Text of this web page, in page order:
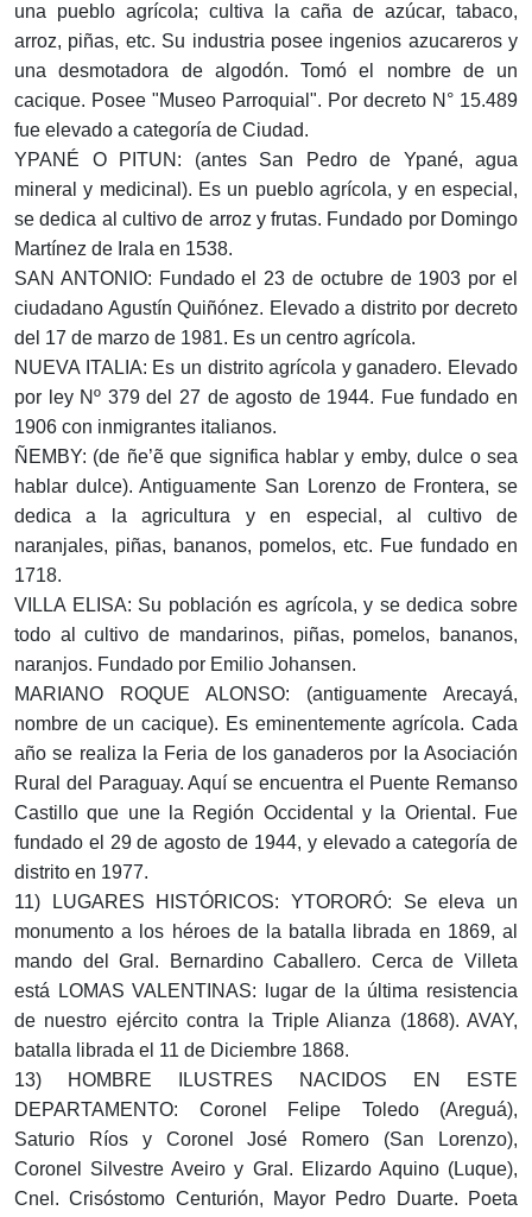
una pueblo agrícola; cultiva la caña de azúcar, tabaco,
arroz, piñas, etc. Su industria posee ingenios azucareros y
una desmotadora de algodón. Tomó el nombre de un
cacique. Posee "Museo Parroquial". Por decreto N° 15.489
fue elevado a categoría de Ciudad.
YPANÉ O PITUN: (antes San Pedro de Ypané, agua
mineral y medicinal). Es un pueblo agrícola, y en especial,
se dedica al cultivo de arroz y frutas. Fundado por Domingo
Martínez de Irala en 1538.
SAN ANTONIO: Fundado el 23 de octubre de 1903 por el
ciudadano Agustín Quiñónez. Elevado a distrito por decreto
del 17 de marzo de 1981. Es un centro agrícola.
NUEVA ITALIA: Es un distrito agrícola y ganadero. Elevado
por ley Nº 379 del 27 de agosto de 1944. Fue fundado en
1906 con inmigrantes italianos.
ÑEMBY: (de ñe’ẽ que significa hablar y emby, dulce o sea
hablar dulce). Antiguamente San Lorenzo de Frontera, se
dedica a la agricultura y en especial, al cultivo de
naranjales, piñas, bananos, pomelos, etc. Fue fundado en
1718.
VILLA ELISA: Su población es agrícola, y se dedica sobre
todo al cultivo de mandarinos, piñas, pomelos, bananos,
naranjos. Fundado por Emilio Johansen.
MARIANO ROQUE ALONSO: (antiguamente Arecayá,
nombre de un cacique). Es eminentemente agrícola. Cada
año se realiza la Feria de los ganaderos por la Asociación
Rural del Paraguay. Aquí se encuentra el Puente Remanso
Castillo que une la Región Occidental y la Oriental. Fue
fundado el 29 de agosto de 1944, y elevado a categoría de
distrito en 1977.
11) LUGARES HISTÓRICOS: YTORORÓ: Se eleva un
monumento a los héroes de la batalla librada en 1869, al
mando del Gral. Bernardino Caballero. Cerca de Villeta
está LOMAS VALENTINAS: lugar de la última resistencia
de nuestro ejército contra la Triple Alianza (1868). AVAY,
batalla librada el 11 de Diciembre 1868.
13) HOMBRE ILUSTRES NACIDOS EN ESTE
DEPARTAMENTO: Coronel Felipe Toledo (Areguá),
Saturio Ríos y Coronel José Romero (San Lorenzo),
Coronel Silvestre Aveiro y Gral. Elizardo Aquino (Luque),
Cnel. Crisóstomo Centurión, Mayor Pedro Duarte. Poeta